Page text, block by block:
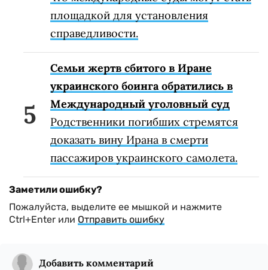
площадкой для установления
справедливости.
Семьи жертв сбитого в Иране
украинского боинга обратились в
Международный уголовный суд
Родственники погибших стремятся
доказать вину Ирана в смерти
пассажиров украинского самолета.
Заметили ошибку?
Пожалуйста, выделите ее мышкой и нажмите
Ctrl+Enter или Отправить ошибку
Добавить комментарий